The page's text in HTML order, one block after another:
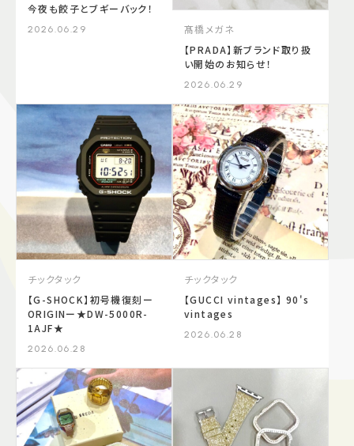
今夜も餃子とブギーバック！
2026.06.29
髙橋メガネ
【PRADA】新ブランド取り扱
い開始のお知らせ！
2026.06.29
チックタック
【G-SHOCK】初号機復刻ー
ORIGINー★DW-5000R-
1AJF★
2026.06.28
チックタック
【GUCCI vintages】 90's
vintages
2026.06.28